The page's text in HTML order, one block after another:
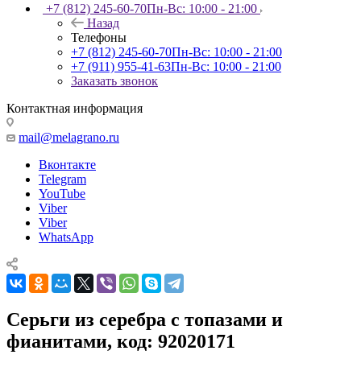
+7 (812) 245-60-70Пн-Вс: 10:00 - 21:00
Назад
Телефоны
+7 (812) 245-60-70Пн-Вс: 10:00 - 21:00
+7 (911) 955-41-63Пн-Вс: 10:00 - 21:00
Заказать звонок
Контактная информация
mail@melagrano.ru
Вконтакте
Telegram
YouTube
Viber
Viber
WhatsApp
Серьги из серебра с топазами и
фианитами, код: 92020171